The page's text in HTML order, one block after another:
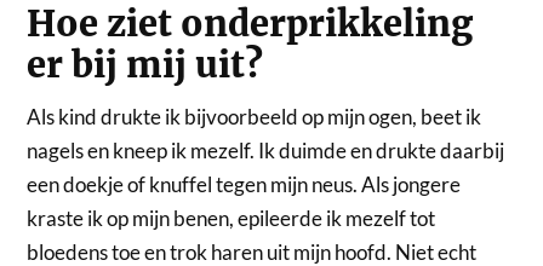
Hoe ziet onderprikkeling
er bij mij uit?
Als kind drukte ik bijvoorbeeld op mijn ogen, beet ik
nagels en kneep ik mezelf. Ik duimde en drukte daarbij
een doekje of knuffel tegen mijn neus. Als jongere
kraste ik op mijn benen, epileerde ik mezelf tot
bloedens toe en trok haren uit mijn hoofd. Niet echt